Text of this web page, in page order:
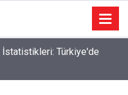
İstatistikleri: Türkiye'de